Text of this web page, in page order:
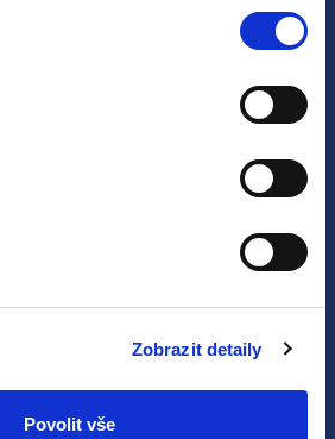
Zobrazit detaily
Povolit vše
Město